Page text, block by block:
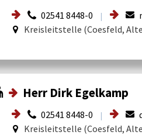
02541 8448-0 |
Kreisleitstelle (Coesfeld,
Herr Dirk Egelkamp
02541 8448-0 |
Kreisleitstelle (Coesfeld,